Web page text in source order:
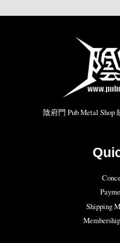
陰府門 Pub Metal Shop
Shipping